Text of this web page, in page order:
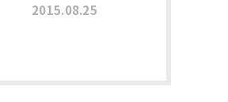
2015.08.25